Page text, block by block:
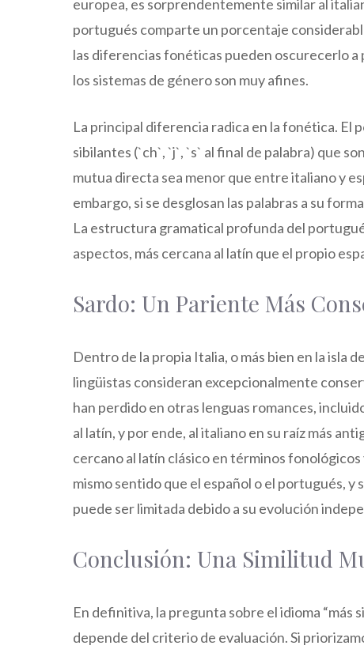
europea, es sorprendentemente similar al
portugués comparte un porcentaje
las diferencias fonéticas pueden oscurecerlo
los sistemas de género son muy afines.
La principal diferencia radica en la fonética. El
sibilantes (`ch`, `j`, `s` al final de palabra) que
mutua directa sea menor que entre italiano y
embargo, si se desglosan las palabras a su
La estructura gramatical profunda del
aspectos, más cercana al latín que el propio
Sardo: Un Pariente Más
Dentro de la propia Italia, o más bien en la isla
lingüistas consideran excepcionalmente
han perdido en otras lenguas romances,
al latín, y por ende, al italiano en su raíz más
cercano al latín clásico en términos fonológicos
mismo sentido que el español o el portugués,
puede ser limitada debido a su evolución
Conclusión: Una Similitud
En definitiva, la pregunta sobre el idioma “más
depende del criterio de evaluación. Si